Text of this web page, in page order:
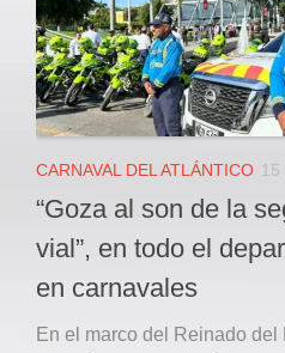
CARNAVAL DEL ATLÁNTICO 15
“Goza al son de la
vial”, en todo el
en carnavales
En el marco del Reinado del